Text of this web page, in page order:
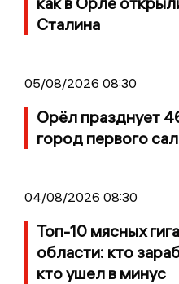
Сталина
05/08/2026 08:30
Орёл празднует
город первого
04/08/2026 08:30
Топ-10 мясных
области: кто
кто ушел в минус